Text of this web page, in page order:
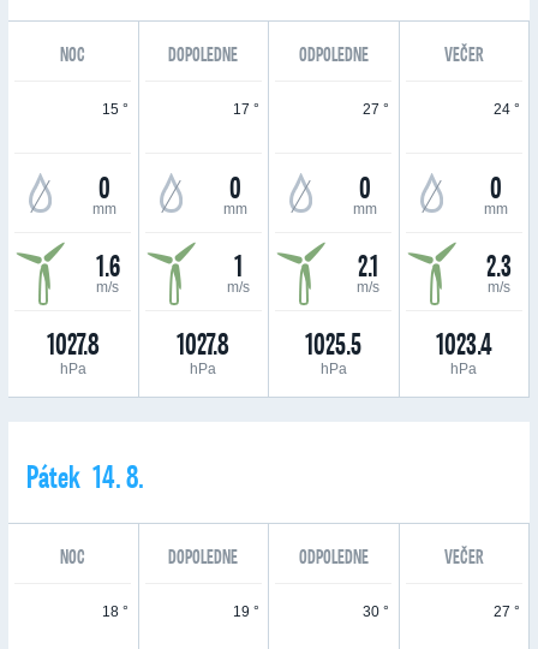
NOC DOPOLEDNE ODPOLEDNE VEČER
15 °
0
mm
1.6
m/s
1027.8
hPa
17 °
0
mm
1
m/s
1027.8
hPa
27 °
0
mm
2.1
m/s
1025.5
hPa
24 °
0
mm
2.3
m/s
1023.4
hPa
Pátek 14. 8.
NOC DOPOLEDNE ODPOLEDNE VEČER
18 ° 19 ° 30 ° 27 °